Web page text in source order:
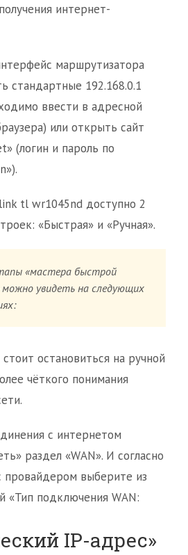
интернет-
маршрутизатора
стандартные 192.168.0.1
ввести в адресной
или открыть сайт
(логин и пароль по
tl wr1045nd доступно 2
«Быстрая» и «Ручная».
«мастера быстрой
увидеть на следующих
остановиться на ручной
чёткого понимания
с интернетом
раздел «WAN». И согласно
провайдером выберите из
«Тип подключения WAN:
IP-адрес»